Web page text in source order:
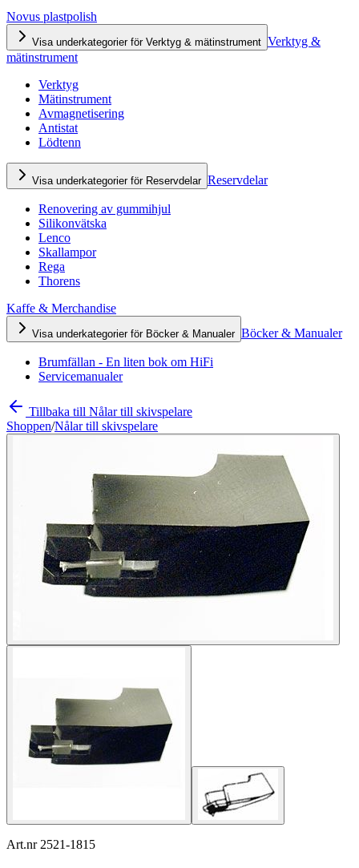
Novus plastpolish
Visa underkategorier för Verktyg & mätinstrument Verktyg &
mätinstrument
Verktyg
Mätinstrument
Avmagnetisering
Antistat
Lödtenn
Visa underkategorier för Reservdelar Reservdelar
Renovering av gummihjul
Silikonvätska
Lenco
Skallampor
Rega
Thorens
Kaffe & Merchandise
Visa underkategorier för Böcker & Manualer Böcker & Manualer
Brumfällan - En liten bok om HiFi
Servicemanualer
Tillbaka till Nålar till skivspelare
Shoppen/Nålar till skivspelare
Art.nr 2521-1815